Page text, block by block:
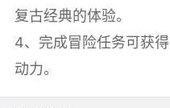
复古经典的体验。
4、完成冒险任务可获
动力。